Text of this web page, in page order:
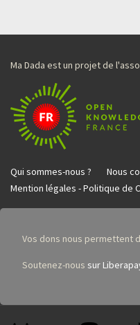
Ma Dada est un projet de
Qui sommes-nous ? Nous
Mention légales - Politique de
Vos dons nous permettent
Soutenez-nous sur